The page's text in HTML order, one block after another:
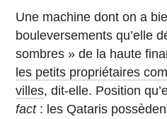
Une machine dont on a
bouleversements qu’elle
sombres » de la haute
les petits propriétaires
villes, dit-elle. Position
fact : les Qataris